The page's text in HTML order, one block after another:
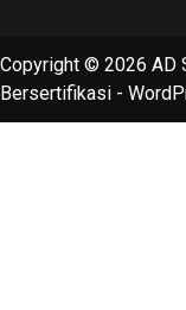
Copyright © 2026 AD
Bersertifikasi -